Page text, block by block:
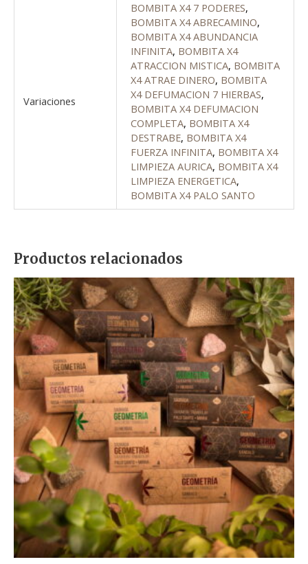
Variaciones
BOMBITA X4 7 PODERES,
BOMBITA X4 ABRECAMINO,
BOMBITA X4 ABUNDANCIA
INFINITA, BOMBITA X4
ATRACCION MISTICA, BOMBITA
X4 ATRAE DINERO, BOMBITA
X4 DEFUMACION 7 HIERBAS,
BOMBITA X4 DEFUMACION
COMPLETA, BOMBITA X4
DESTRABE, BOMBITA X4
FUERZA INFINITA, BOMBITA X4
LIMPIEZA AURICA, BOMBITA X4
LIMPIEZA ENERGETICA,
BOMBITA X4 PALO SANTO
Productos relacionados